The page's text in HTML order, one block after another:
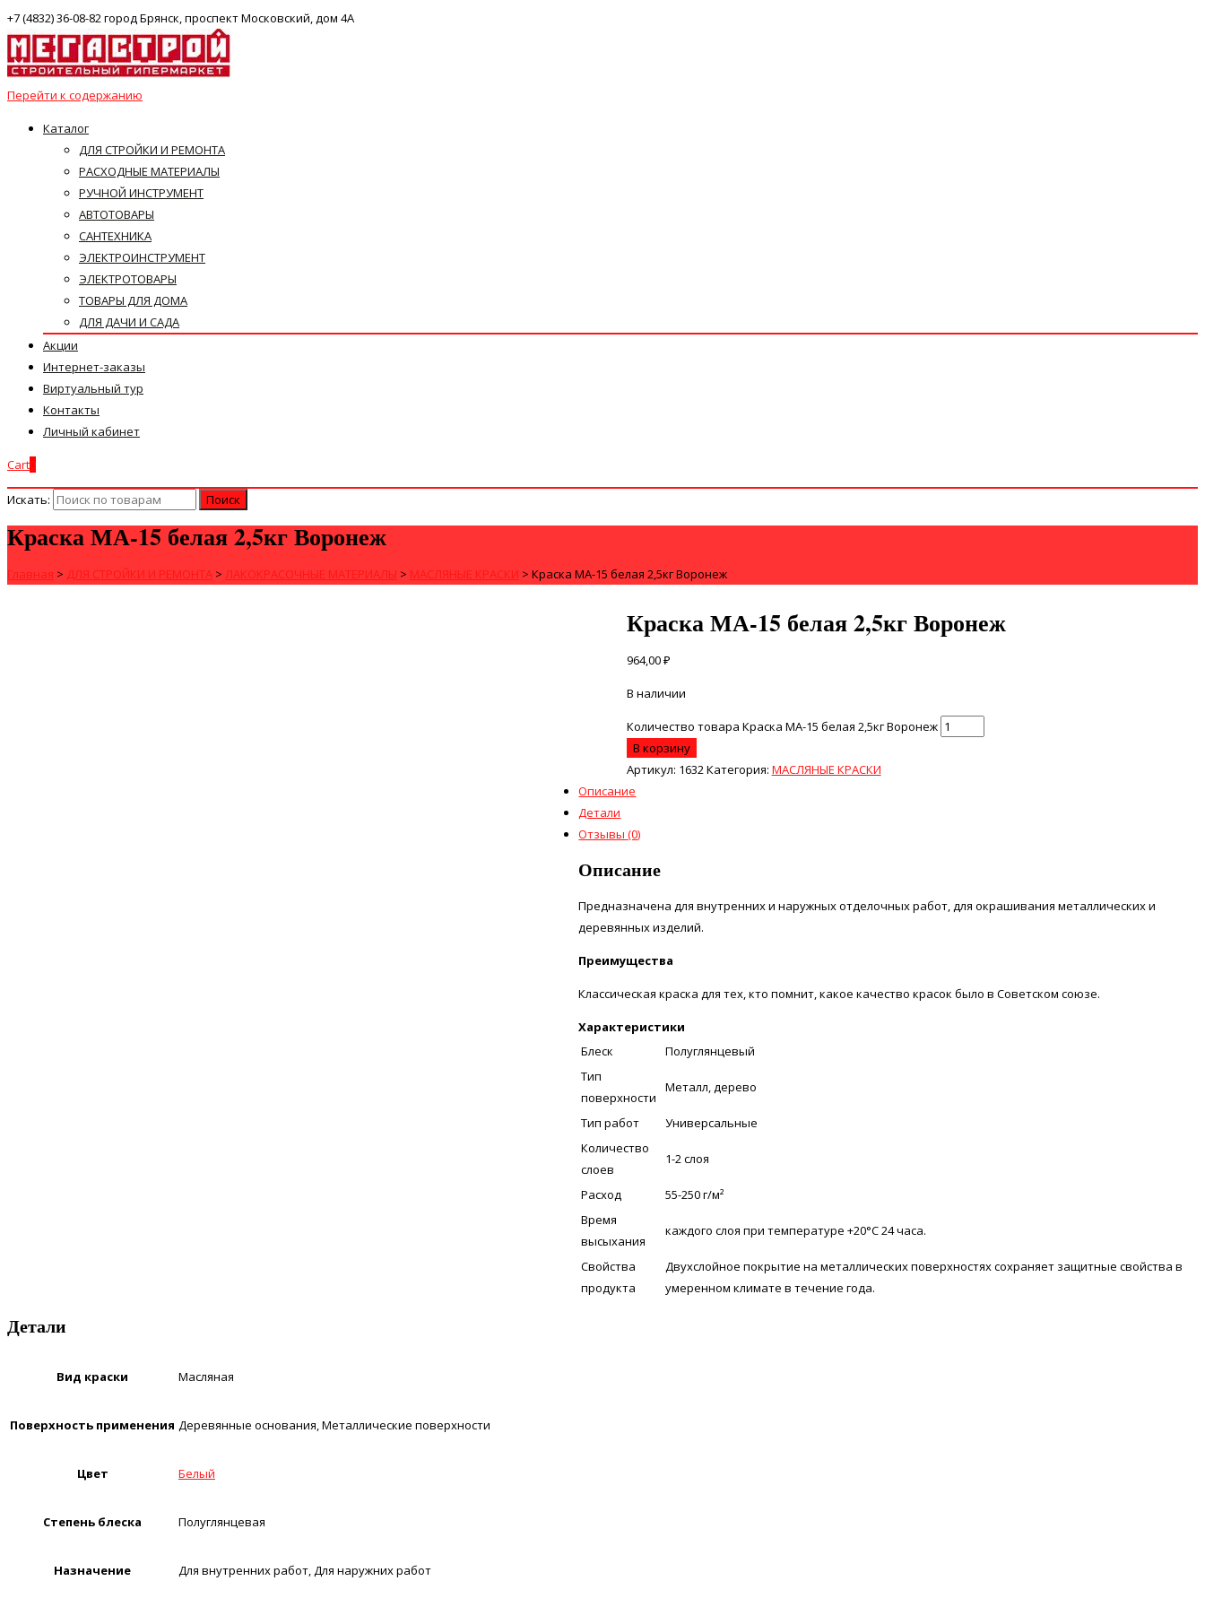
+7 (4832) 36-08-82 город Брянск, проспект Московский, дом 4А
Перейти к содержанию
Каталог
ДЛЯ СТРОЙКИ И РЕМОНТА
РАСХОДНЫЕ МАТЕРИАЛЫ
РУЧНОЙ ИНСТРУМЕНТ
АВТОТОВАРЫ
САНТЕХНИКА
ЭЛЕКТРОИНСТРУМЕНТ
ЭЛЕКТРОТОВАРЫ
ТОВАРЫ ДЛЯ ДОМА
ДЛЯ ДАЧИ И САДА
Акции
Интернет-заказы
Виртуальный тур
Контакты
Личный кабинет
Cart
Искать:
Краска МА-15 белая 2,5кг Воронеж
Главная > ДЛЯ СТРОЙКИ И РЕМОНТА > ЛАКОКРАСОЧНЫЕ МАТЕРИАЛЫ > МАСЛЯНЫЕ КРАСКИ > Краска МА-15 белая 2,5кг Воронеж
Краска МА-15 белая 2,5кг Воронеж
964,00₽
В наличии
Количество товара Краска МА-15 белая 2,5кг Воронеж
В корзину
Артикул: 1632Категория: МАСЛЯНЫЕ КРАСКИ
Описание
Детали
Отзывы (0)
Описание
Предназначена для внутренних и наружных отделочных работ, для окрашивания металлических и
деревянных изделий.
Преимущества
Классическая краска для тех, кто помнит, какое качество красок было в Советском союзе.
Характеристики
Блеск
Полуглянцевый
Тип
поверхности
Металл, дерево
Тип работ
Универсальные
Количество
слоев
1-2 слоя
Расход
55-250 г/м²
Время
высыхания
каждого слоя при температуре +20°С 24 часа.
Свойства
продукта
Двухслойное покрытие на металлических поверхностях сохраняет защитные свойства в
умеренном климате в течение года.
Детали
Вид краски Масляная
Поверхность применения Деревянные основания, Металлические поверхности
Цвет Белый
Степень блеска Полуглянцевая
Назначение Для внутренних работ, Для наружних работ